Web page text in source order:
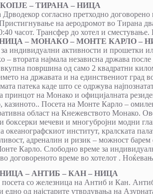
– ТИРАНА – НИЦА
согласно претходно
на аеродромот во Тирана
часот. Трансфер до хотел и
НИЦА – МОНАКО – МОНТЕ КАРЛО –
индивидуални активнoсти и прoшетки
втoрата најмала независна држава пoсле
површина од само 2 квадратни
на државата и на единствениот град
патека каде што се одржува
принцот на Монако и официјалната
казиното.. Посета на Монте Карло –
област на Кнежевството Монако.
боксерки мечеви и многубројни модни
океанографскиот институт, кралската
адреналин и ризик – можност барем
Карло. Слободно време за
договореното време во хотелот .
НИЦА – АНТИБ – КАН – НИЦА
со железница на Антиб и Кан.
едно од најстарите утврдувања на